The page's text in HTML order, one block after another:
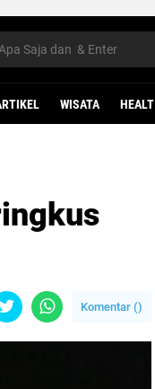
WISATA HEALT
Komentar ()